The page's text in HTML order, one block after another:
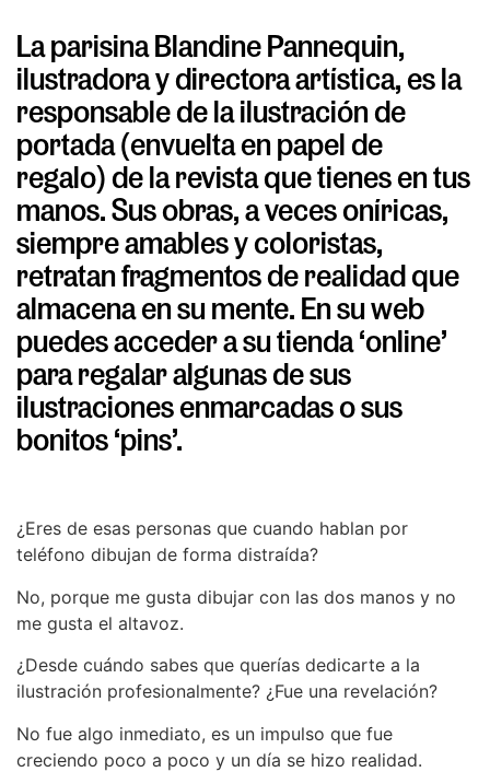
La parisina Blandine Pannequin,
ilustradora y directora artística, es la
responsable de la ilustración de
portada (envuelta en papel de
regalo) de la revista que tienes en tus
manos. Sus obras, a veces oníricas,
siempre amables y coloristas,
retratan fragmentos de realidad que
almacena en su mente. En su web
puedes acceder a su tienda ‘online’
para regalar algunas de sus
ilustraciones enmarcadas o sus
bonitos ‘pins’.
¿Eres de esas personas que cuando hablan por
teléfono dibujan de forma distraída?
No, porque me gusta dibujar con las dos manos y no
me gusta el altavoz.
¿Desde cuándo sabes que querías dedicarte a la
ilustración profesionalmente? ¿Fue una revelación?
No fue algo inmediato, es un impulso que fue
creciendo poco a poco y un día se hizo realidad.